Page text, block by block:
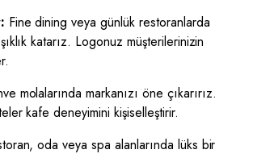
Fine dining veya günlük restoranlarda
katarız. Logonuz müşterilerinizin
molalarında markanızı öne çıkarırız.
kafe deneyimini kişiselleştirir.
oda veya spa alanlarında lüks bir